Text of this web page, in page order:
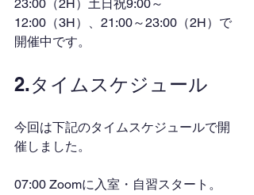
23:00（2H）土日祝9:00～
12:00（3H）、21:00～23:00（2H）で
開催中です。
2.タイムスケジュール
今回は下記のタイムスケジュールで開
催しました。
07:00 Zoomに入室・自習スタート。